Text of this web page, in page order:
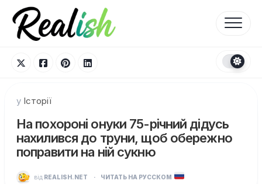
Перейти
вмісту
у Історії
На похороні онуки 75-річний дідусь
нахилився до труни, щоб обережно
поправити на ній сукню
від REALISH.NET · ЧИТАТЬ НА РУССКОМ